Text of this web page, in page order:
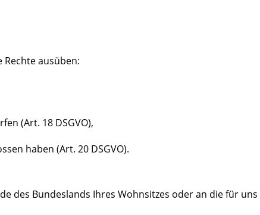
ausüben:
(Art. 18 DSGVO),
haben (Art. 20 DSGVO).
des Bundeslands Ihres Wohnsitzes oder an die für uns